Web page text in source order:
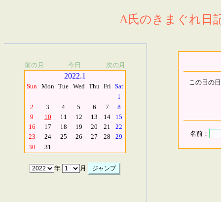
A氏のきまぐれ日
前の月 今日 次の月
2022.1
Sun Mon Tue Wed Thu Fri Sat
1
2
3 4 5 6 7
8
9
10 11 12 13 14
15
16
17 18 19 20 21
22
23
24 25 26 27 28
29
30
31
年 月
この日の
名前：